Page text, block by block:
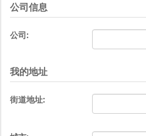
公司信息
公司:
我的地址
街道地址: